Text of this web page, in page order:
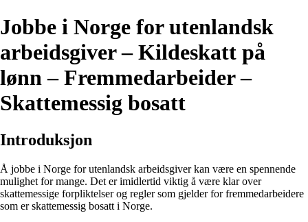
Jobbe i Norge for utenlandsk
arbeidsgiver – Kildeskatt på
lønn – Fremmedarbeider –
Skattemessig bosatt
Introduksjon
Å jobbe i Norge for utenlandsk arbeidsgiver kan være en spennende
mulighet for mange. Det er imidlertid viktig å være klar over
skattemessige forpliktelser og regler som gjelder for fremmedarbeidere
som er skattemessig bosatt i Norge.